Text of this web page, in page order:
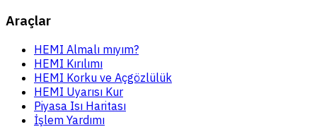
Araçlar
HEMI Almalı mıyım?
HEMI Kırılımı
HEMI Korku ve Açgözlülük
HEMI Uyarısı Kur
Piyasa Isı Haritası
İşlem Yardımı